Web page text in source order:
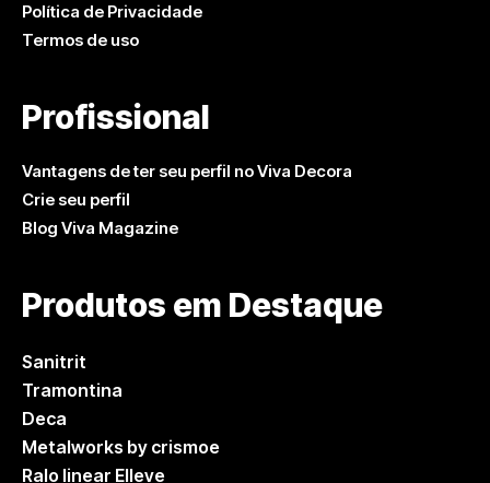
Política de Privacidade
Termos de uso
Profissional
Vantagens de ter seu perfil no Viva Decora
Crie seu perfil
Blog Viva Magazine
Produtos em Destaque
Sanitrit
Tramontina
Deca
Metalworks by crismoe
Ralo linear Elleve